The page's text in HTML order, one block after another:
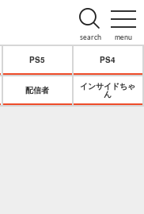
menu
search
PS5 PS4
配信者
インサイドちゃ
ん